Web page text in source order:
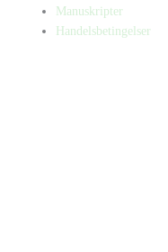
Manuskripter
Handelsbetingelser